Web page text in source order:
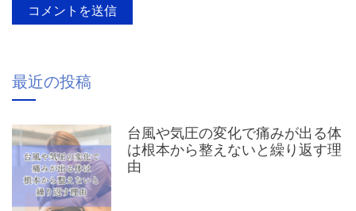
最近の投稿
台風や気圧の変化で痛みが出る体
は根本から整えないと繰り返す理
由